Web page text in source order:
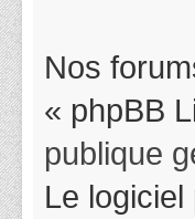
Nos
« phpBB
publique
Le